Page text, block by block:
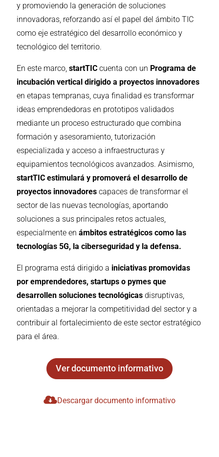
y promoviendo la generación de soluciones
innovadoras, reforzando así el papel del ámbito TIC
como eje estratégico del desarrollo económico y
tecnológico del territorio.
En este marco, startTICcuenta con un Programa de
incubación vertical dirigido a proyectos innovadores
en etapas tempranas, cuya finalidad es transformar
ideas emprendedoras en prototipos validados
mediante un proceso estructurado que combina
formación y asesoramiento, tutorización
especializada y acceso a infraestructuras y
equipamientos tecnológicos avanzados. Asimismo,
startTIC estimulará y promoverá el desarrollo de
proyectos innovadorescapaces de transformar el
sector de las nuevas tecnologías, aportando
soluciones a sus principales retos actuales,
especialmente en ámbitos estratégicos como las
tecnologías 5G, la ciberseguridad y la defensa.
El programa está dirigido a iniciativas promovidas
por emprendedores, startups o pymes que
desarrollen soluciones tecnológicasdisruptivas,
orientadas a mejorar la competitividad del sector y a
contribuir al fortalecimiento de este sector estratégico
para el área.
Ver documento informativo
Descargar documento informativo